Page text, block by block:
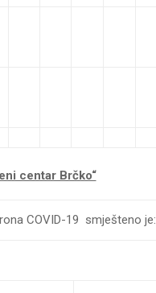
centar Brčko“
COVID-19 smješteno je: